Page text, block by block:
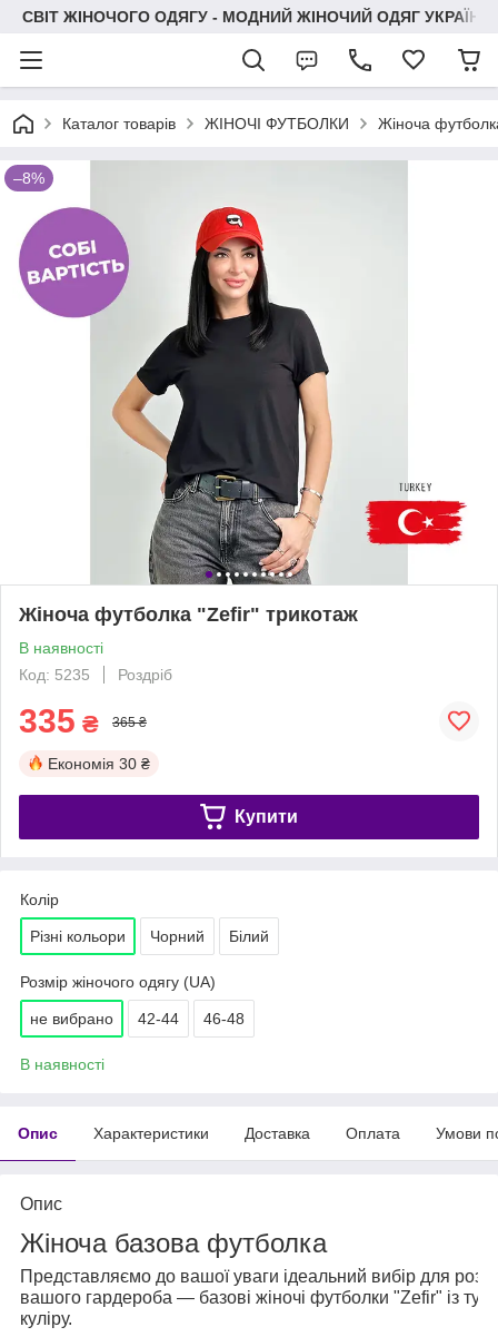
СВІТ ЖІНОЧОГО ОДЯГУ - МОДНИЙ ЖІНОЧИЙ ОДЯГ УКРАЇНИ
Каталог товарів ЖІНОЧІ ФУТБОЛКИ Жіноча
–8%
Жіноча футболка "Zefir" трикотаж
В наявності
Код: 5235
Роздріб
335 ₴ 365 ₴
Економія 30 ₴
Купити
Колір
Різні кольори Чорний Білий
Розмір жіночого одягу (UA)
не вибрано 42-44 46-48
В наявності
Опис Характеристики Доставка Оплата Умови
Опис
Жіноча базова футболка
Представляємо до вашої уваги ідеальний вибір для
вашого гардероба — базові жіночі футболки "Zefir" із
куліру.